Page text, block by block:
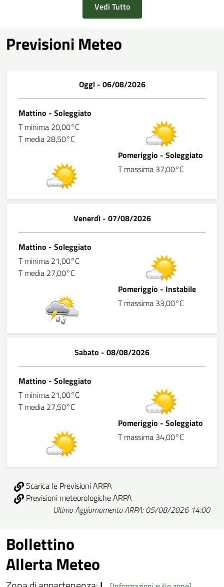
Vedi Tutto
Previsioni Meteo
Oggi - 06/08/2026
Mattino - Soleggiato
T minima 20,00°C
T media 28,50°C
Pomeriggio - Soleggiato
T massima 37,00°C
Venerdì - 07/08/2026
Mattino - Soleggiato
T minima 21,00°C
T media 27,00°C
Pomeriggio - Instabile
T massima 33,00°C
Sabato - 08/08/2026
Mattino - Soleggiato
T minima 21,00°C
T media 27,50°C
Pomeriggio - Soleggiato
T massima 34,00°C
Scarica le Previsioni ARPA
Previsioni meteorologiche ARPA
Ultimo Aggiornamento ARPA: 05/08/2026 14:00
Bollettino
Allerta Meteo